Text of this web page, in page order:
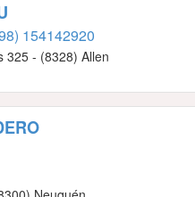
154142920
325 - (8328) Allen